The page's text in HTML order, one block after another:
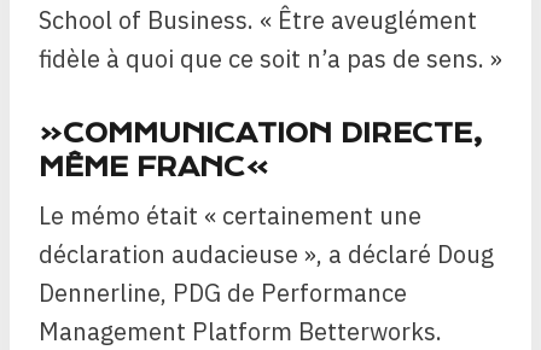
School of Business. « Être aveuglément
fidèle à quoi que ce soit n’a pas de sens. »
«COMMUNICATION DIRECTE,
MÊME FRANC»
Le mémo était « certainement une
déclaration audacieuse », a déclaré Doug
Dennerline, PDG de Performance
Management Platform Betterworks.